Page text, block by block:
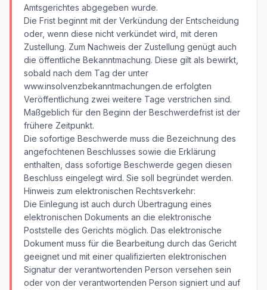
Amtsgerichtes abgegeben wurde.
Die Frist beginnt mit der Verkündung der Entscheidung
oder, wenn diese nicht verkündet wird, mit deren
Zustellung. Zum Nachweis der Zustellung genügt auch
die öffentliche Bekanntmachung. Diese gilt als bewirkt,
sobald nach dem Tag der unter
www.insolvenzbekanntmachungen.de erfolgten
Veröffentlichung zwei weitere Tage verstrichen sind.
Maßgeblich für den Beginn der Beschwerdefrist ist der
frühere Zeitpunkt.
Die sofortige Beschwerde muss die Bezeichnung des
angefochtenen Beschlusses sowie die Erklärung
enthalten, dass sofortige Beschwerde gegen diesen
Beschluss eingelegt wird. Sie soll begründet werden.
Hinweis zum elektronischen Rechtsverkehr:
Die Einlegung ist auch durch Übertragung eines
elektronischen Dokuments an die elektronische
Poststelle des Gerichts möglich. Das elektronische
Dokument muss für die Bearbeitung durch das Gericht
geeignet und mit einer qualifizierten elektronischen
Signatur der verantwortenden Person versehen sein
oder von der verantwortenden Person signiert und auf